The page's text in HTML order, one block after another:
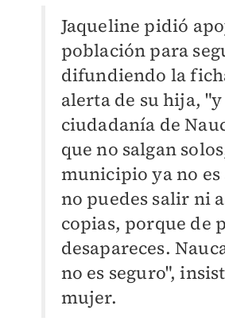
Jaqueline pidió
población para
difundiendo la
alerta de su hija,
ciudadanía de
que no salgan
municipio ya no es
no puedes salir ni
copias, porque de
desapareces.
no es seguro",
mujer.